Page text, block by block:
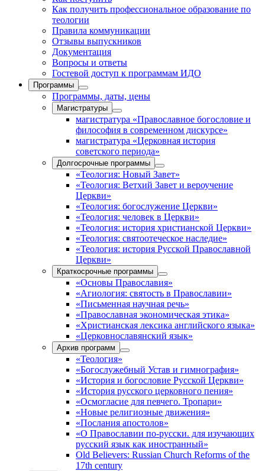
Как получить профессиональное образование по
теологии
Правила коммуникации
Отзывы выпускников
Документация
Вопросы и ответы
Гостевой доступ к программам ИДО
Программы
Программы, даты, цены
Магистратуры
магистратура «Православное богословие и
философия в современном дискурсе»
магистратура «Церковная история
советского периода»
Долгосрочные программы
«Теология: Новый Завет»
«Теология: Ветхий Завет и вероучение
Церкви»
«Теология: богослужение Церкви»
«Теология: человек в Церкви»
«Теология: история христианской Церкви»
«Теология: святоотеческое наследие»
«Теология: история Русской Православной
Церкви»
Краткосрочные программы
«Основы Православия»
«Агиология: святость в Православии»
«Письменная научная речь»
«Православная экономическая этика»
«Христианская лексика английского языка»
«Церковнославянский язык»
Архив программ
«Теология»
«Богослужебный Устав и гимнография»
«История и богословие Русской Церкви»
«История русского церковного пения»
«Осмогласие для певчего. Тропари»
«Новые религиозные движения»
«Послания апостолов»
«О Православии по-русски. для изучающих
русский язык как иностранный»
Old Believers: Russian Church Reforms of the
17th century